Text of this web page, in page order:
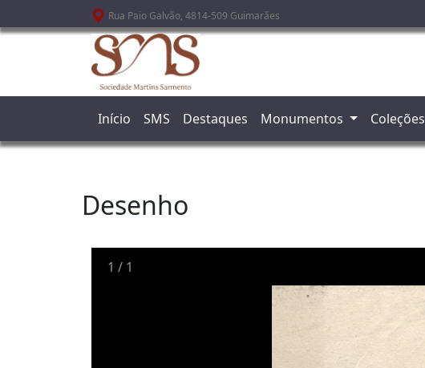
Passar para o conteúdo principal
Rua Paio Galvão, 4814-509 Guimarães
Início SMS Destaques Monumentos Coleções
Desenho
1 / 1